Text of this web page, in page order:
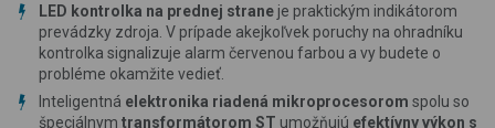
LED kontrolka na prednej strane je praktickým indikátorom
prevádzky zdroja. V prípade akejkoľvek poruchy na ohradníku
kontrolka signalizuje alarm červenou farbou a vy budete o
probléme okamžite vedieť.
Inteligentná elektronika riadená mikroprocesorom spolu so
špeciálnym transformátorom ST umožňujú efektívny výkon s